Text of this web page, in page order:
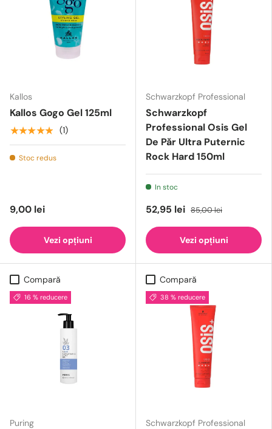
Kallos
Kallos Gogo Gel 125ml
★★★★★ (1)
Stoc redus
9,00 lei
Vezi opțiuni
Schwarzkopf Professional
Schwarzkopf
Professional Osis Gel
De Păr Ultra Puternic
Rock Hard 150ml
In stoc
52,95 lei 85,00 lei
Vezi opțiuni
Compară
16 % reducere
Puring
Compară
38 % reducere
Schwarzkopf Professional